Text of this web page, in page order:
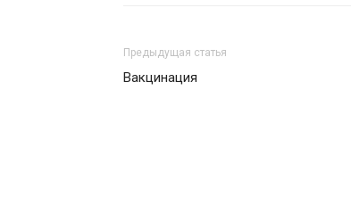
Предыдущая статья
Вакцинация